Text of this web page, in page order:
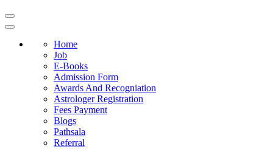
Home
Job
E-Books
Admission Form
Awards And Recogniation
Astrologer Registration
Fees Payment
Blogs
Pathsala
Referral